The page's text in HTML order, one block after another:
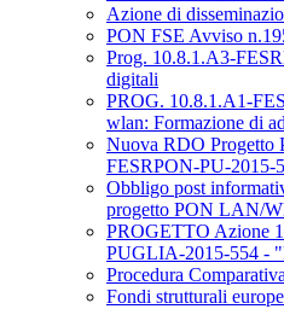
Azione di
PON FSE Avviso
Prog. 10.8.1.A3-
digitali
PROG. 10.8.1.A1-
wlan: Formazione di
Nuova RDO Progetto
FESRPON-PU-2015-
Obbligo post
progetto PON LAN/
PROGETTO Azione
PUGLIA-2015-554 -
Procedura
Fondi strutturali